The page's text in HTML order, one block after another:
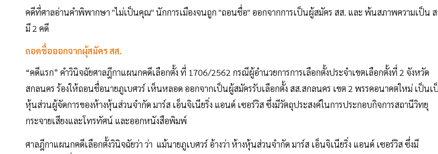
คดีที่ศาลอ่านคำพิพากษา "ไม่เป็นคุณ" นักการเมืองจนถูก "ถอนชื่อ" ออกจากการเป็นผู้สมัคร สส. และ พ้นสภาพความเป็น
มี 2 คดี
ถอดชื่อออกจากผุ้สมัคร สส.
“คดีแรก” คำวินิจฉัยศาลฎีกาแผนกคดีเลือกตั้ง ที่ 1706/2562 กรณีผู้อำนวยการการเลือกตั้งประจำเขตเลือกตั้งที่ 2 จังหวัด
สกลนคร ร้องให้ถอนชื่อนายภูเบศวร์ เห็นหลอด ออกจากเป็นผู้สมัครรับเลือกตั้ง สส.สกลนคร เขต 2 พรรคอนาคตใหม่ เป็นเ
หุ้นส่วนผู้จัดการของห้างหุ้นส่วนจำกัด มาร์ส เอ็นจิเนียริ่ง แอนด์ เซอร์วิส ซึ่งมีวัตถุประสงค์ในการประกอบกิจการสถานีวิทยุ
กระจายเสียงและโทรทัศน์ และออกหนังสือพิมพ์
ศาลฎีกาแผนกคดีเลือกตั้งวินิจฉัยว่า ว่า แม้นายภูเบศวร์ อ้างว่า ห้างหุ้นส่วนจำกัด มาร์ส เอ็นจิเนียริ่ง แอนด์ เซอร์วิส ซึ่งมี